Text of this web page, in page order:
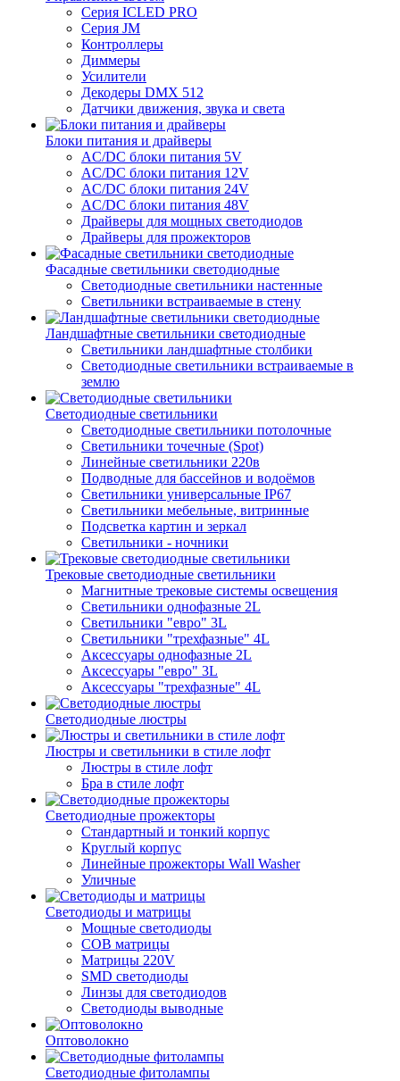
Серия ICLED PRO
Серия JM
Контроллеры
Диммеры
Усилители
Декодеры DMX 512
Датчики движения, звука и света
Блоки питания и драйверы
AC/DC блоки питания 5V
AC/DC блоки питания 12V
AC/DC блоки питания 24V
AC/DC блоки питания 48V
Драйверы для мощных светодиодов
Драйверы для прожекторов
Фасадные светильники светодиодные
Светодиодные светильники настенные
Светильники встраиваемые в стену
Ландшафтные светильники светодиодные
Светильники ландшафтные столбики
Светодиодные светильники встраиваемые в
землю
Светодиодные светильники
Светодиодные светильники потолочные
Светильники точечные (Spot)
Линейные светильники 220в
Подводные для бассейнов и водоёмов
Светильники универсальные IP67
Светильники мебельные, витринные
Подсветка картин и зеркал
Светильники - ночники
Трековые светодиодные светильники
Магнитные трековые системы освещения
Светильники однофазные 2L
Светильники "евро" 3L
Светильники "трехфазные" 4L
Аксессуары однофазные 2L
Аксессуары "евро" 3L
Аксессуары "трехфазные" 4L
Светодиодные люстры
Люстры и светильники в стиле лофт
Люстры в стиле лофт
Бра в стиле лофт
Светодиодные прожекторы
Стандартный и тонкий корпус
Круглый корпус
Линейные прожекторы Wall Washer
Уличные
Светодиоды и матрицы
Мощные светодиоды
COB матрицы
Матрицы 220V
SMD светодиоды
Линзы для светодиодов
Светодиоды выводные
Оптоволокно
Светодиодные фитолампы